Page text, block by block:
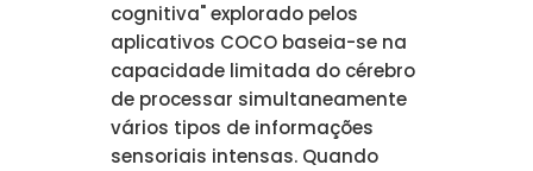
cognitiva" explorado pelos
aplicativos COCO baseia-se na
capacidade limitada do cérebro
de processar simultaneamente
vários tipos de informações
sensoriais intensas. Quando